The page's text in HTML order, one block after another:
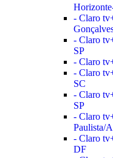
- Claro
- Claro
SP
- Claro
- Claro
SC
- Claro
SP
- Claro
Paulista/
- Claro
DF